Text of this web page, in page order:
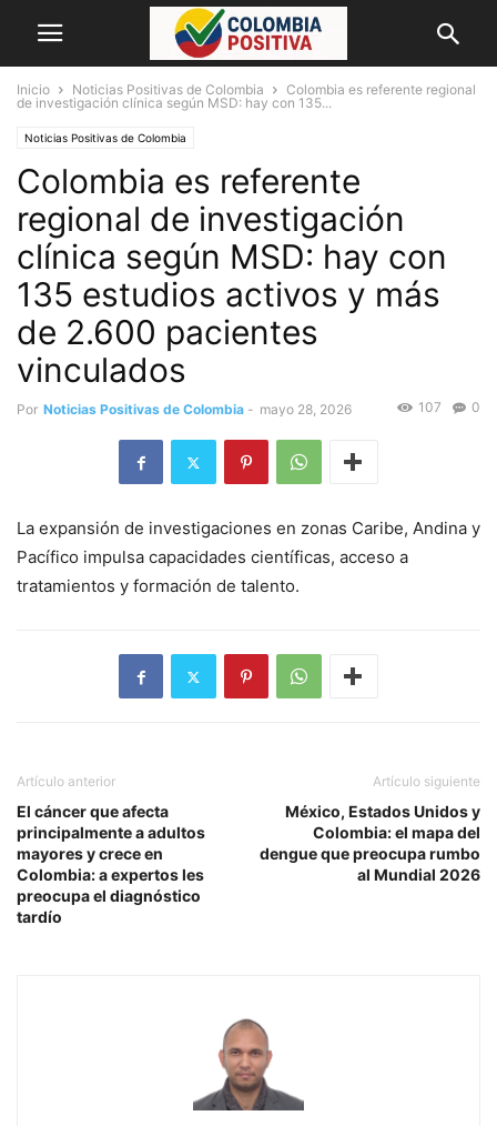
Inicio Noticias Positivas de Colombia
Colombia es referente regional
de investigación clínica según MSD: hay con 135...
Noticias Positivas de Colombia
Colombia es referente
regional de investigación
clínica según MSD: hay con
135 estudios activos y más
de 2.600 pacientes
vinculados
Por Noticias Positivas de Colombia - mayo 28, 2026 0
107
La expansión de investigaciones en zonas Caribe, Andina y
Pacífico impulsa capacidades científicas, acceso a
tratamientos y formación de talento.
Artículo anterior
El cáncer que afecta
principalmente a adultos
mayores y crece en
Colombia: a expertos les
preocupa el diagnóstico
tardío
Artículo siguiente
México, Estados Unidos y
Colombia: el mapa del
dengue que preocupa rumbo
al Mundial 2026